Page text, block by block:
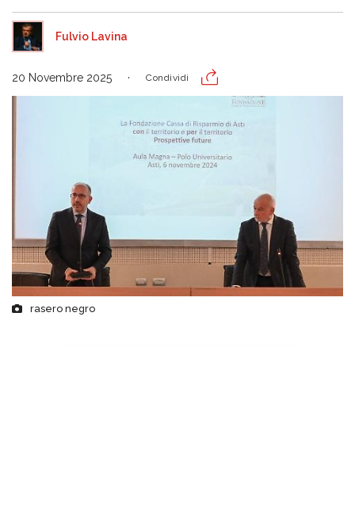
Fulvio Lavina
20 Novembre 2025 Condividi
rasero negro